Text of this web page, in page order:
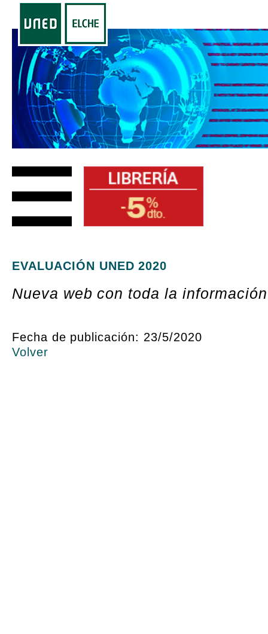
EVALUACIÓN UNED 2020
Nueva web con toda la
Fecha de publicación: 23/5/2020
Volver